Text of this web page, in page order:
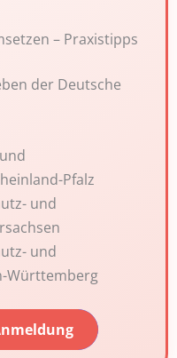
– Praxis­tipps
der Deutsche
Pfalz
und
und
Württemberg